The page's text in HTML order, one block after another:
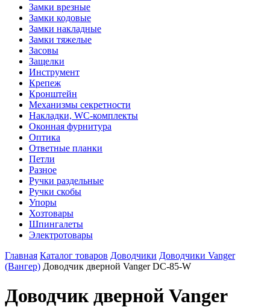
Замки врезные
Замки кодовые
Замки накладные
Замки тяжелые
Засовы
Защелки
Инструмент
Крепеж
Кронштейн
Механизмы секретности
Накладки, WC-комплекты
Оконная фурнитура
Оптика
Ответные планки
Петли
Разное
Ручки раздельные
Ручки скобы
Упоры
Хозтовары
Шпингалеты
Электротовары
Главная Каталог товаров Доводчики Доводчики Vanger
(Вангер) Доводчик дверной Vanger DC-85-W
Доводчик дверной Vanger